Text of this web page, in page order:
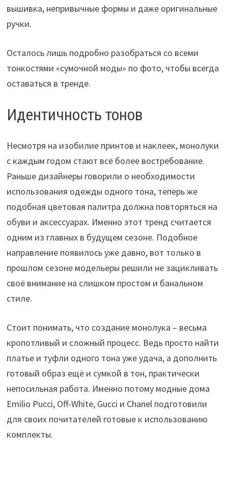
вышивка, непривычные формы и даже оригинальные
ручки.
Осталось лишь подробно разобраться со всеми
тонкостями «сумочной моды» по фото, чтобы всегда
оставаться в тренде.
Идентичность тонов
Несмотря на изобилие принтов и наклеек, монолуки
с каждым годом стают всё более востребование.
Раньше дизайнеры говорили о необходимости
использования одежды одного тона, теперь же
подобная цветовая палитра должна повторяться на
обуви и аксессуарах. Именно этот тренд считается
одним из главных в будущем сезоне. Подобное
направление появилось уже давно, вот только в
прошлом сезоне модельеры решили не зацикливать
своё внимание на слишком простом и банальном
стиле.
Стоит понимать, что создание монолука – весьма
кропотливый и сложный процесс. Ведь просто найти
платье и туфли одного тона уже удача, а дополнить
готовый образ ещё и сумкой в тон, практически
непосильная работа. Именно потому модные дома
Emilio Pucci, Off-White, Gucci и Chanel подготовили
для своих почитателей готовые к использованию
комплекты.